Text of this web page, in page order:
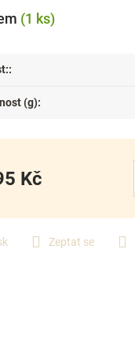
Zeptat se
(1 ks)
Kč
:
(g):